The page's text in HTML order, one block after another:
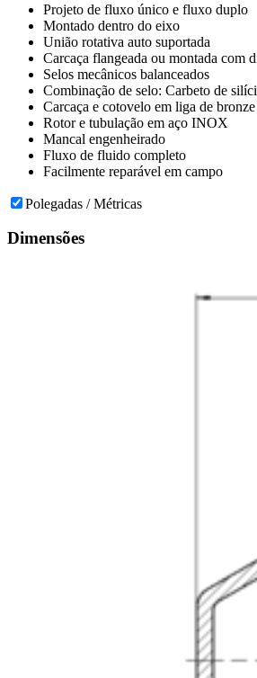
Projeto de fluxo único e fluxo duplo
Montado dentro do eixo
União rotativa auto suportada
Carcaça flangeada ou montada com
Selos mecânicos balanceados
Combinação de selo: Carbeto de
Carcaça e cotovelo em liga de bronze
Rotor e tubulação em aço INOX
Mancal engenheirado
Fluxo de fluido completo
Facilmente reparável em campo
Polegadas / Métricas
Dimensões